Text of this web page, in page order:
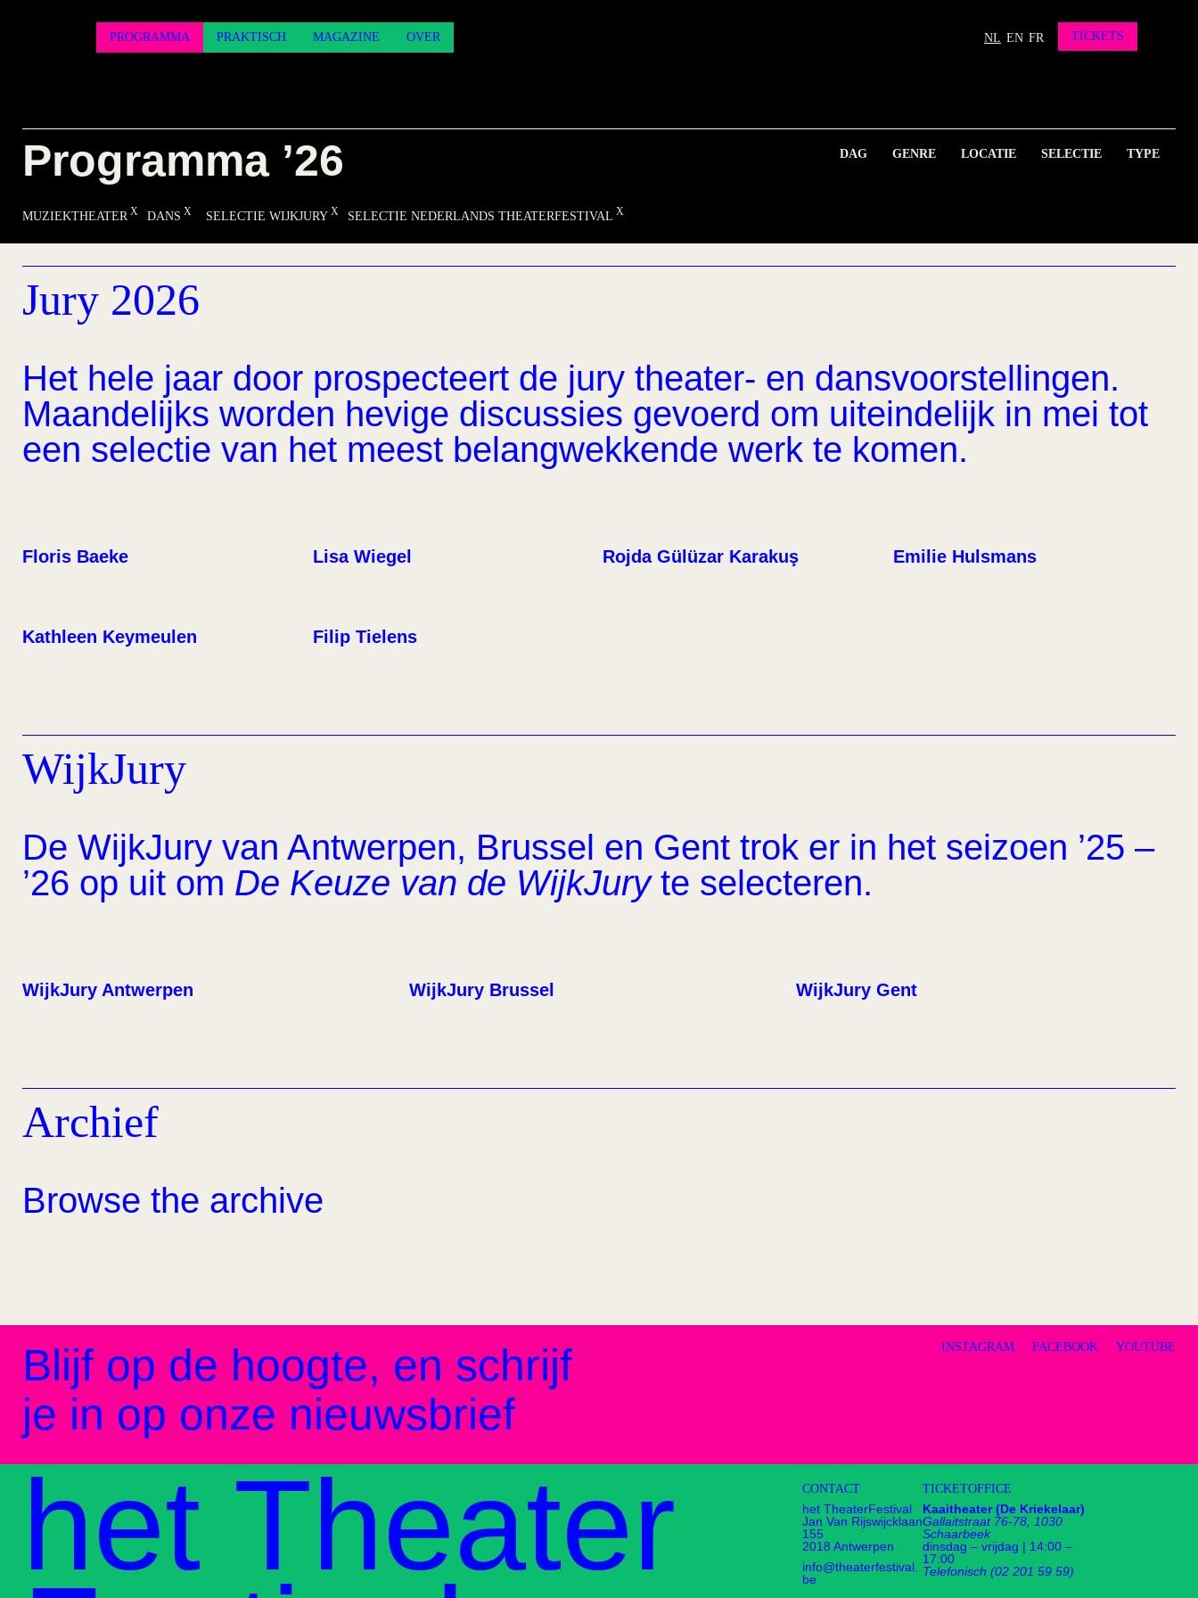
NL EN FR
PROGRAMMA PRAKTISCH MAGAZINE OVER TICKETS
Programma ’26 DAG GENRE LOCATIE SELECTIE TYPE
MUZIEKTHEATER DANS SELECTIE WIJKJURY SELECTIE NEDERLANDS THEATERFESTIVAL
Jury 2026
Het hele jaar door prospecteert de jury theater- en dansvoorstellingen.
Maandelijks worden hevige discussies gevoerd om uiteindelijk in mei tot
een selectie van het meest belangwekkende werk te komen.
Floris Baeke Lisa Wiegel Rojda Gülüzar Karakuş Emilie Hulsmans
Kathleen Keymeulen Filip Tielens
WijkJury
De WijkJury van Antwerpen, Brussel en Gent trok er in het seizoen ’25 –
’26 op uit om De Keuze van de WijkJuryte selecteren.
WijkJury Antwerpen WijkJury Brussel WijkJury Gent
Archief
Browse the archive
Blijf op de hoogte, en schrijf
je in op onze nieuwsbrief
INSTAGRAM FACEBOOK YOUTUBE
het Theater CONTACT
het TheaterFestival
Jan Van Rijswijcklaan
155
2018 Antwerpen
info@theaterfestival.
be
TICKETOFFICE
Kaaitheater (De Kriekelaar)
Gallaitstraat 76-78, 1030
Schaarbeek
dinsdag – vrijdag | 14:00 –
17:00
Telefonisch (02 201 59 59)